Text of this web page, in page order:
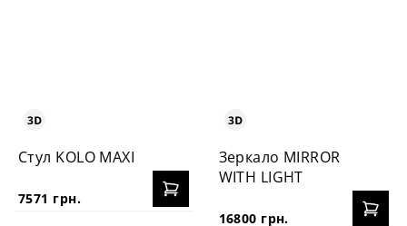
Стул KOLO MAXI
7571 грн.
Зеркало MIRROR
WITH LIGHT
16800 грн.